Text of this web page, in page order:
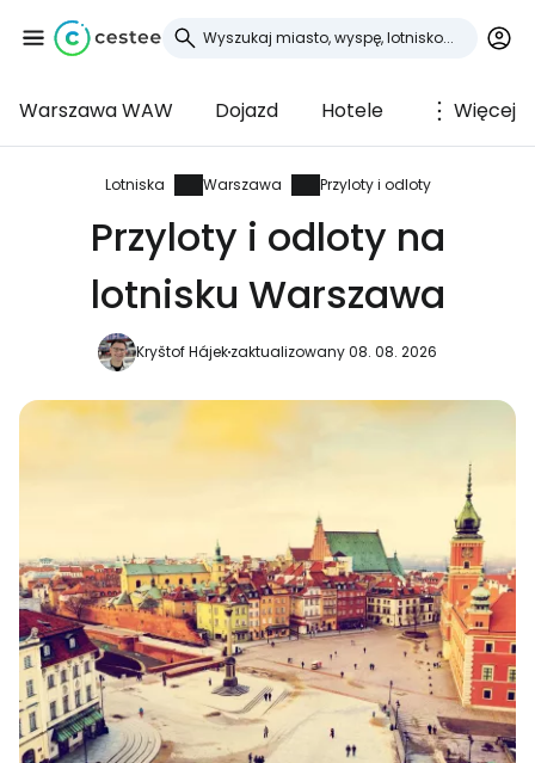
Warszawa WAW Dojazd Hotele Więcej
Lotniska Warszawa Przyloty i odloty
Przyloty i odloty na
lotnisku Warszawa
Kryštof Hájekzaktualizowany 08. 08. 2026
Zaloguj się do
Cestee
... światowej społeczności podróżniczej
Kontynuuj z Facebookiem
Kontynuuj z e-mailem